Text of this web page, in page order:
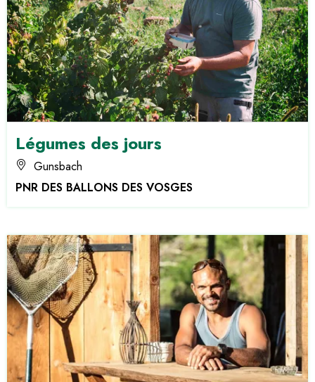
Légumes des jours
Gunsbach
PNR DES BALLONS DES VOSGES